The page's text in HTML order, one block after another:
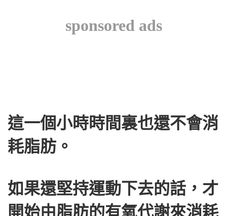
sponsored ads
這一個小時時間裏也還不會消
耗脂肪。
如果還堅持運動下去的話，才
開始由脂肪的有氧代謝來消耗